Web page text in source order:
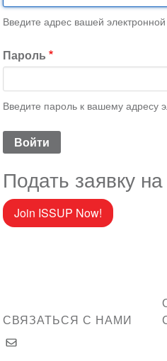
Введите адрес вашей
Пароль
Введите пароль к вашему адресу
Подать заявку
Join ISSUP Now!
СВЯЗАТЬСЯ С НАМИ